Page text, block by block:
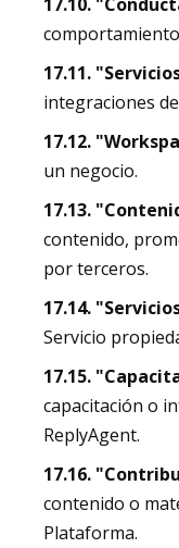
17.11.
integraciones
17.12.
un negocio.
17.13.
contenido,
por terceros.
17.14.
Servicio
17.15.
capacitación o
ReplyAgent.
17.16.
contenido o
Plataforma.